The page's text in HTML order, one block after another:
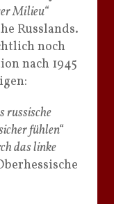
Milieu“
Russlands.
noch
nach 1945
russische
fühlen“
das linke